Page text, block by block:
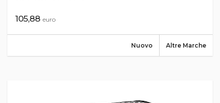
105,88 euro
Altre Marche
Nuovo